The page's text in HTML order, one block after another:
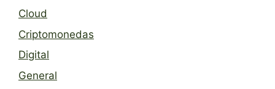
Cloud
Criptomonedas
Digital
General